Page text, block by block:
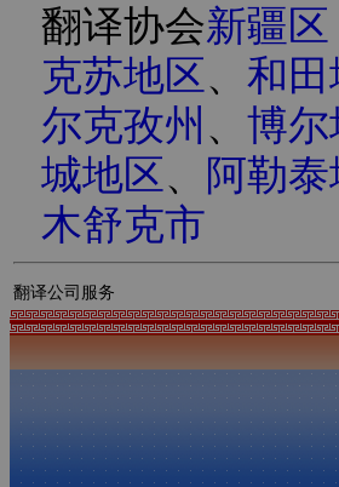
翻译协会新疆区
克苏地区 、 和田
尔克孜州 、 博尔
城地区 、 阿勒泰
木舒克市
翻译公司服务